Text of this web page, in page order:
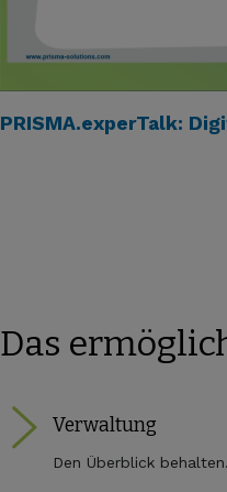
PRISMA.experTalk:
Das
Verwaltung
Den Überblick behalten.